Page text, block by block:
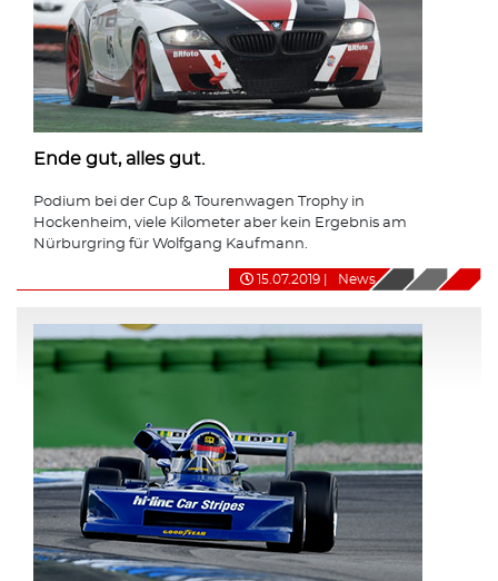
Ende gut, alles gut.
Podium bei der Cup & Tourenwagen Trophy in
Hockenheim, viele Kilometer aber kein Ergebnis am
Nürburgring für Wolfgang Kaufmann.
15.07.2019 News